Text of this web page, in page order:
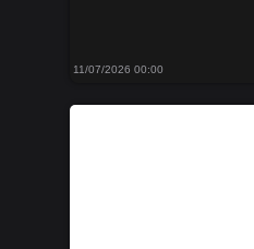
11/07/2026 00:00